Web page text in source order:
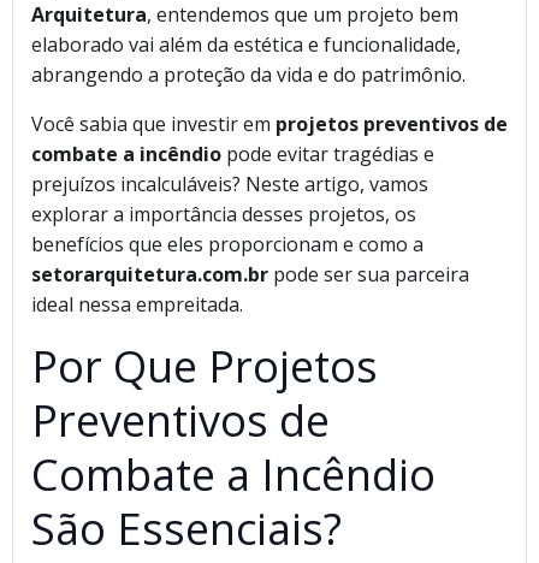
Arquitetura, entendemos que um projeto bem
elaborado vai além da estética e funcionalidade,
abrangendo a proteção da vida e do patrimônio.
Você sabia que investir em projetos preventivos de
combate a incêndio pode evitar tragédias e
prejuízos incalculáveis? Neste artigo, vamos
explorar a importância desses projetos, os
benefícios que eles proporcionam e como a
setorarquitetura.com.br pode ser sua parceira
ideal nessa empreitada.
Por Que Projetos
Preventivos de
Combate a Incêndio
São Essenciais?